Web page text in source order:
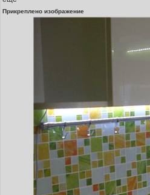
Прикреплено изображение